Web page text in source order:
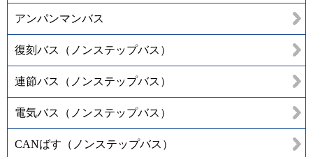
アンパンマンバス
復刻バス（ノンステップバス）
連節バス（ノンステップバス）
電気バス（ノンステップバス）
CANばす（ノンステップバス）